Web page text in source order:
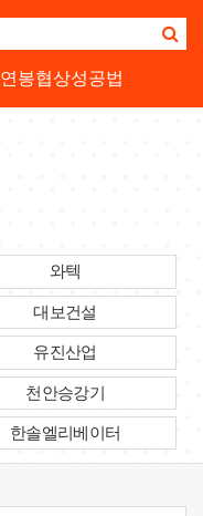
연봉협상성공법
와텍
대보건설
유진산업
천안승강기
한솔엘리베이터